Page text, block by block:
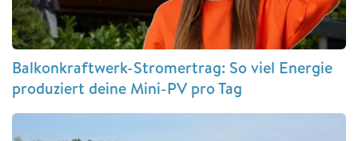
Balkonkraftwerk-Stromertrag: So viel Energie
produziert deine Mini-PV pro Tag